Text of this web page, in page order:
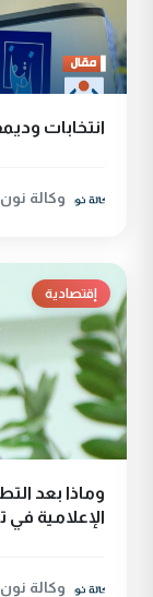
انتخابات
وكالة نون
إقتصادية
وماذا بعد
الإعلامية
وكالة نون